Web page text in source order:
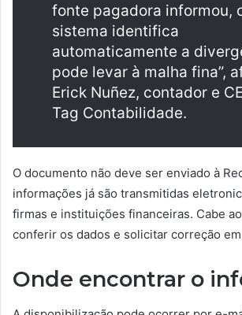
fonte pagadora informou,
sistema identifica
automaticamente a
pode levar à malha fina”,
Erick Nuñez, contador e
Tag Contabilidade.
O documento não deve ser enviado à
informações já são transmitidas
firmas e instituições financeiras. Cabe
conferir os dados e solicitar correção
Onde encontrar o